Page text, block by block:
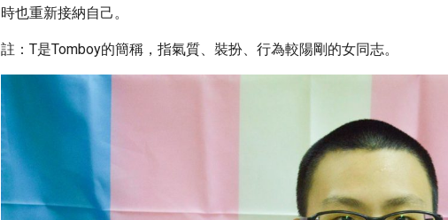
時也重新接納自己。
註：T是Tomboy的簡稱，指氣質、裝扮、行為較陽剛的女同志。